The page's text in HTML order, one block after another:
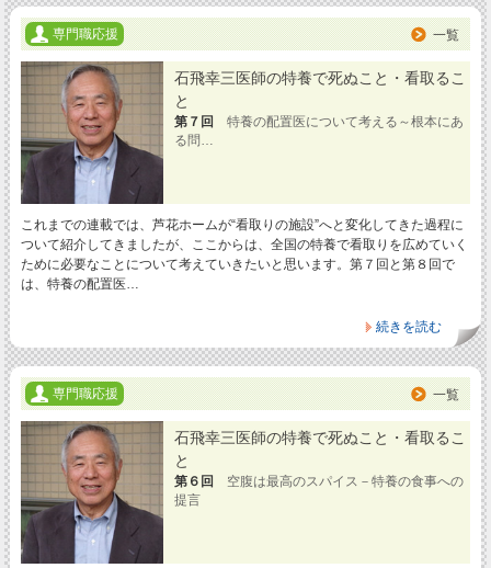
専門職応援 一覧
石飛幸三医師の特養で死ぬこと・看取るこ
と
第７回
特養の配置医について考える～根本にあ
る問…
これまでの連載では、芦花ホームが“看取りの施設”へと変化してきた過程に
ついて紹介してきましたが、ここからは、全国の特養で看取りを広めていく
ために必要なことについて考えていきたいと思います。第７回と第８回で
は、特養の配置医…
続きを読む
専門職応援 一覧
石飛幸三医師の特養で死ぬこと・看取るこ
と
第６回
空腹は最高のスパイス－特養の食事への
提言